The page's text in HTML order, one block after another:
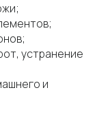
устранение
и